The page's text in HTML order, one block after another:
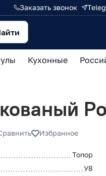
Заказать звонок
Кухонные
Избранное
Топор
У8